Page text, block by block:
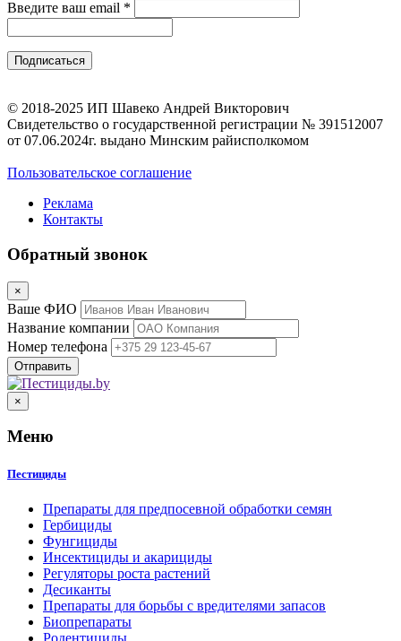
Введите ваш email *
© 2018-2025 ИП Шавеко Андрей Викторович
Свидетельство о государственной регистрации № 391512007
от 07.06.2024г. выдано Минским райисполкомом
Пользовательское соглашение
Реклама
Контакты
Обратный звонок
×
Ваше ФИО
Название компании
Номер телефона
×
Меню
Пестициды
Препараты для предпосевной обработки семян
Гербициды
Фунгициды
Инсектициды и акарициды
Регуляторы роста растений
Десиканты
Препараты для борьбы с вредителями запасов
Биопрепараты
Родентициды